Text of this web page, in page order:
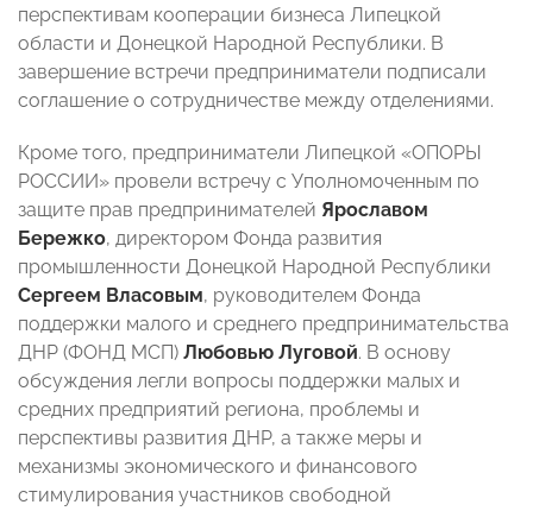
перспективам кооперации бизнеса Липецкой
области и Донецкой Народной Республики. В
завершение встречи предприниматели подписали
соглашение о сотрудничестве между отделениями.
Кроме того, предприниматели Липецкой «ОПОРЫ
РОССИИ» провели встречу с Уполномоченным по
защите прав предпринимателей Ярославом
Бережко, директором Фонда развития
промышленности Донецкой Народной Республики
Сергеем Власовым, руководителем Фонда
поддержки малого и среднего предпринимательства
ДНР (ФОНД МСП) Любовью Луговой. В основу
обсуждения легли вопросы поддержки малых и
средних предприятий региона, проблемы и
перспективы развития ДНР, а также меры и
механизмы экономического и финансового
стимулирования участников свободной